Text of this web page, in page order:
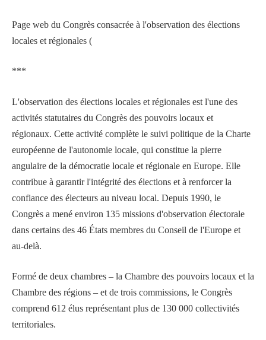
Page web du Congrès consacrée à l'observation des élections
locales et régionales (
***
L'observation des élections locales et régionales est l'une des
activités statutaires du Congrès des pouvoirs locaux et
régionaux. Cette activité complète le suivi politique de la Charte
européenne de l'autonomie locale, qui constitue la pierre
angulaire de la démocratie locale et régionale en Europe. Elle
contribue à garantir l'intégrité des élections et à renforcer la
confiance des électeurs au niveau local. Depuis 1990, le
Congrès a mené environ 135 missions d'observation électorale
dans certains des 46 États membres du Conseil de l'Europe et
au-delà.
Formé de deux chambres – la Chambre des pouvoirs locaux et la
Chambre des régions – et de trois commissions, le Congrès
comprend 612 élus représentant plus de 130 000 collectivités
territoriales.